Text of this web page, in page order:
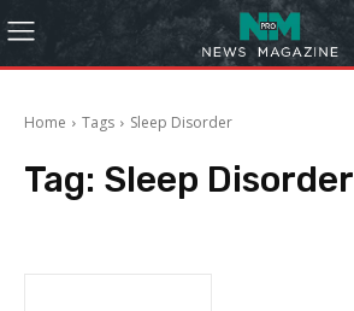
Home Tags Sleep Disorder
Tag: Sleep Disorder